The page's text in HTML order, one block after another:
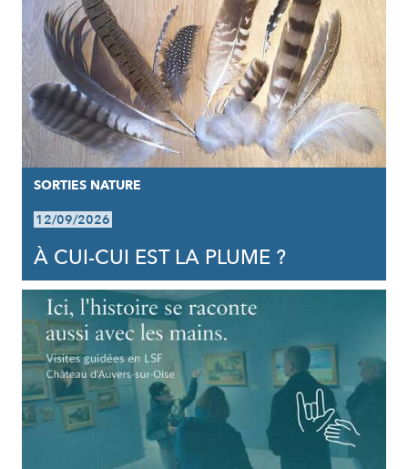
SORTIES NATURE
12/09/2026
À CUI-CUI EST LA PLUME ?